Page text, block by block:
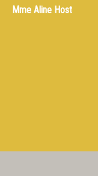
Mme Aline Host